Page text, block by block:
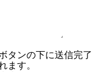
タンの下に送信完了
ます。